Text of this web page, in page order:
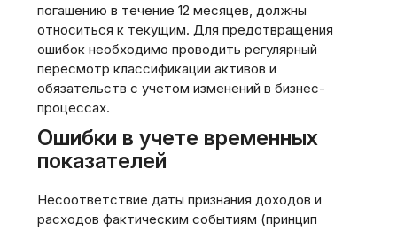
погашению в течение 12 месяцев, должны
относиться к текущим. Для предотвращения
ошибок необходимо проводить регулярный
пересмотр классификации активов и
обязательств с учетом изменений в бизнес-
процессах.
Ошибки в учете временных
показателей
Несоответствие даты признания доходов и
расходов фактическим событиям (принцип